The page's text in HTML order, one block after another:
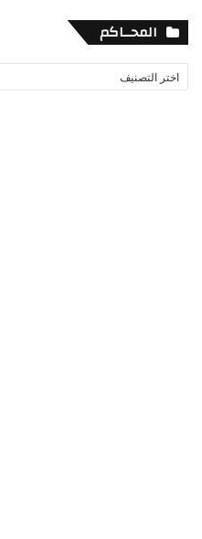
المحــاكم
المحــاكم